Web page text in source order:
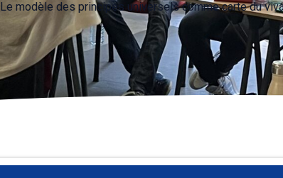
Le modèle des principes universels comme carte du